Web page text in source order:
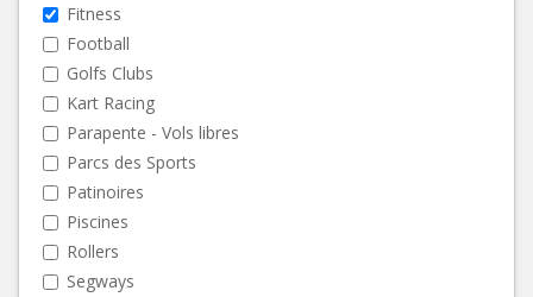
Fitness
Football
Golfs Clubs
Kart Racing
Parapente - Vols libres
Parcs des Sports
Patinoires
Piscines
Rollers
Segways